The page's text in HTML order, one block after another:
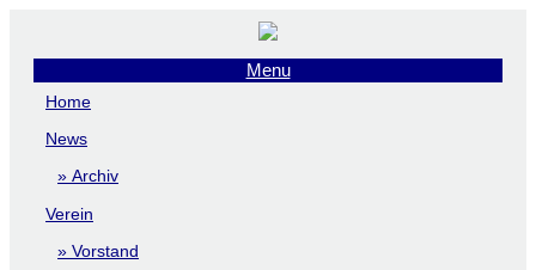
Menu
Home
News
Archiv
Verein
Vorstand